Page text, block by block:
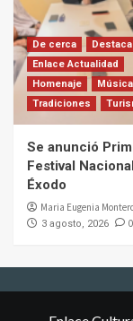
De cerca
Enlace Actualidad
Homenaje
Música
Tradiciones
Se anunció
Festival
Éxodo
Maria Eugenia
3 agosto, 2026 0